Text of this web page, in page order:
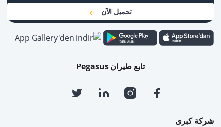
شركة كبرى
تحميل الآن
تابع طيران Pegasus